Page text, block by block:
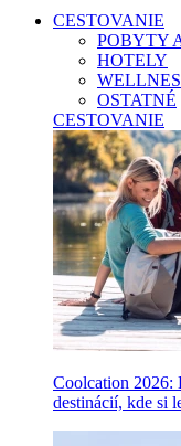
CESTOVANIE
POBYTY
HOTELY
OSTATNÉ
CESTOVANIE
Coolcation 2026:
destinácií, kde si